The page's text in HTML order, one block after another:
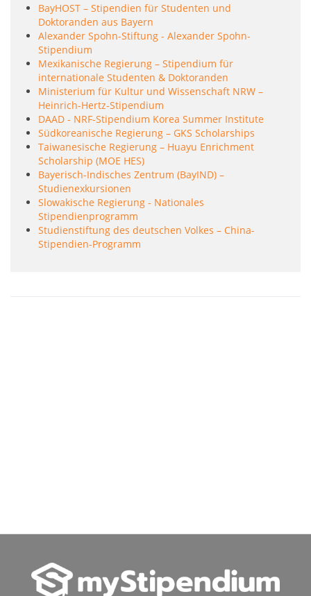
BayHOST – Stipendien für Studenten und
Doktoranden aus Bayern
Alexander Spohn-Stiftung - Alexander Spohn-
Stipendium
Mexikanische Regierung – Stipendium für
internationale Studenten & Doktoranden
Ministerium für Kultur und Wissenschaft NRW –
Heinrich-Hertz-Stipendium
DAAD - NRF-Stipendium Korea Summer Institute
Südkoreanische Regierung – GKS Scholarships
Taiwanesische Regierung – Huayu Enrichment
Scholarship (MOE HES)
Bayerisch-Indisches Zentrum (BayIND) –
Studienexkursionen
Slowakische Regierung - Nationales
Stipendienprogramm
Studienstiftung des deutschen Volkes – China-
Stipendien-Programm